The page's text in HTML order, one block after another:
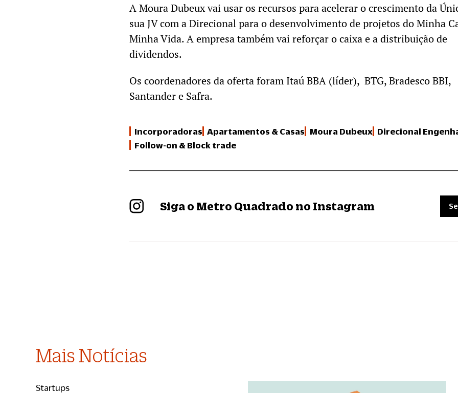
A Moura Dubeux vai usar os recursos para acelerar o crescimento da
sua JV com a Direcional para o desenvolvimento de projetos do Minha
Minha Vida. A empresa também vai reforçar o caixa e a distribuição de
dividendos.
Os coordenadores da oferta foram Itaú BBA (líder), BTG, Bradesco BBI,
Santander e Safra.
Incorporadoras Apartamentos & Casas Moura Dubeux Direcional
Follow-on & Block trade
Siga o Metro Quadrado no Instagram
Mais Notícias
Startups